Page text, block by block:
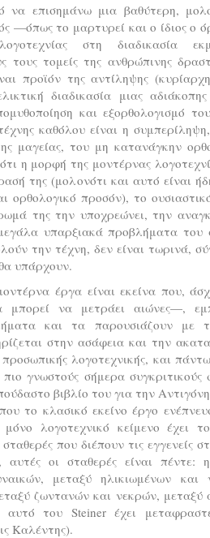
επισημάνω μια βαθύτερη,
—όπως το μαρτυρεί και ο ίδιος ο
στη διαδικασία
τους τομείς της ανθρώπινης
προϊόν της αντίληψης
διαδικασία μιας
και εξορθολογισμό
καθόλου είναι η
μαγείας, του μη κατανάγκην
η μορφή της μοντέρνας
της (μολονότι και αυτό είναι
ορθολογικό προσόν), το
της την υποχρεώνει, την
υπαρξιακά προβλήματα του
την τέχνη, δεν είναι τωρινά,
υπάρχουν.
έργα είναι εκείνα που,
να μετράει αιώνες—,
και τα παρουσιάζουν με
στην ασάφεια και την
λογοτεχνικής, και
γνωστούς σήμερα συγκριτικούς
βιβλίο του για την
το κλασικό εκείνο έργο
λογοτεχνικό κείμενο έχει
που διέπουν τις εγγενείς
αυτές οι σταθερές είναι πέντε:
μεταξύ ηλικιωμένων και
ζωντανών και νεκρών, μεταξύ
του Steiner έχει
Καλέντης).